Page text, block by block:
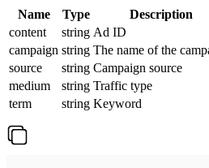
Name Type
Description
content
string Ad ID
campaign string The name of the
source
string Campaign source
medium
string Traffic type
term
string Keyword